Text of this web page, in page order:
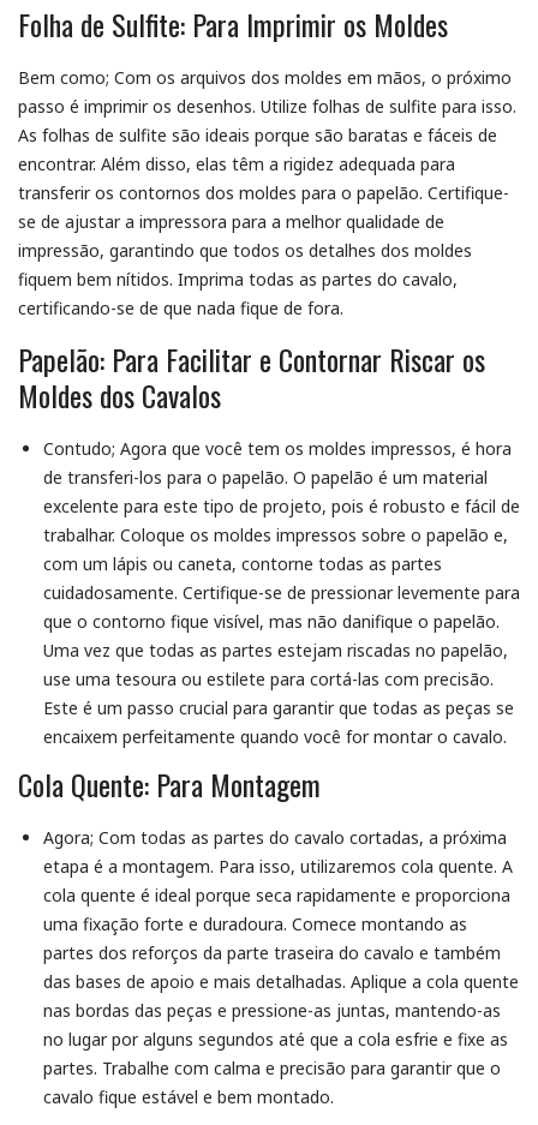
Folha de Sulfite: Para Imprimir os Moldes
Bem como; Com os arquivos dos moldes em mãos, o próximo
passo é imprimir os desenhos. Utilize folhas de sulfite para isso.
As folhas de sulfite são ideais porque são baratas e fáceis de
encontrar. Além disso, elas têm a rigidez adequada para
transferir os contornos dos moldes para o papelão. Certifique-
se de ajustar a impressora para a melhor qualidade de
impressão, garantindo que todos os detalhes dos moldes
fiquem bem nítidos. Imprima todas as partes do cavalo,
certificando-se de que nada fique de fora.
Papelão: Para Facilitar e Contornar Riscar os
Moldes dos Cavalos
Contudo; Agora que você tem os moldes impressos, é hora
de transferi-los para o papelão. O papelão é um material
excelente para este tipo de projeto, pois é robusto e fácil de
trabalhar. Coloque os moldes impressos sobre o papelão e,
com um lápis ou caneta, contorne todas as partes
cuidadosamente. Certifique-se de pressionar levemente para
que o contorno fique visível, mas não danifique o papelão.
Uma vez que todas as partes estejam riscadas no papelão,
use uma tesoura ou estilete para cortá-las com precisão.
Este é um passo crucial para garantir que todas as peças se
encaixem perfeitamente quando você for montar o cavalo.
Cola Quente: Para Montagem
Agora; Com todas as partes do cavalo cortadas, a próxima
etapa é a montagem. Para isso, utilizaremos cola quente. A
cola quente é ideal porque seca rapidamente e proporciona
uma fixação forte e duradoura. Comece montando as
partes dos reforços da parte traseira do cavalo e também
das bases de apoio e mais detalhadas. Aplique a cola quente
nas bordas das peças e pressione-as juntas, mantendo-as
no lugar por alguns segundos até que a cola esfrie e fixe as
partes. Trabalhe com calma e precisão para garantir que o
cavalo fique estável e bem montado.